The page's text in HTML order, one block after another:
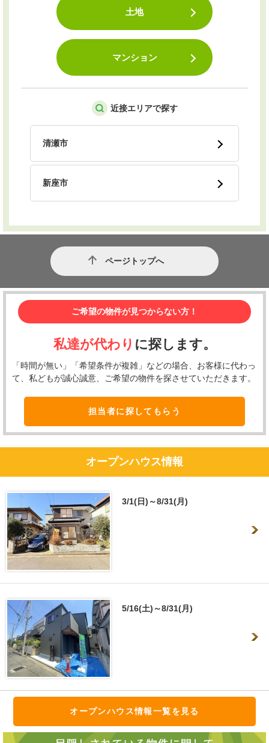
土地
マンション
近接エリアで探す
清瀬市
新座市
ページトップへ
ご希望の物件が見つからない方！
私達が代わり に探します。
「時間が無い」「希望条件が複雑」などの場合、お客様に代わっ
て、私どもが誠心誠意、ご希望の物件を探させていただきます。
担当者に探してもらう
オープンハウス情報
3/1(日)～8/31(月)
5/16(土)～8/31(月)
オープンハウス情報一覧を見る